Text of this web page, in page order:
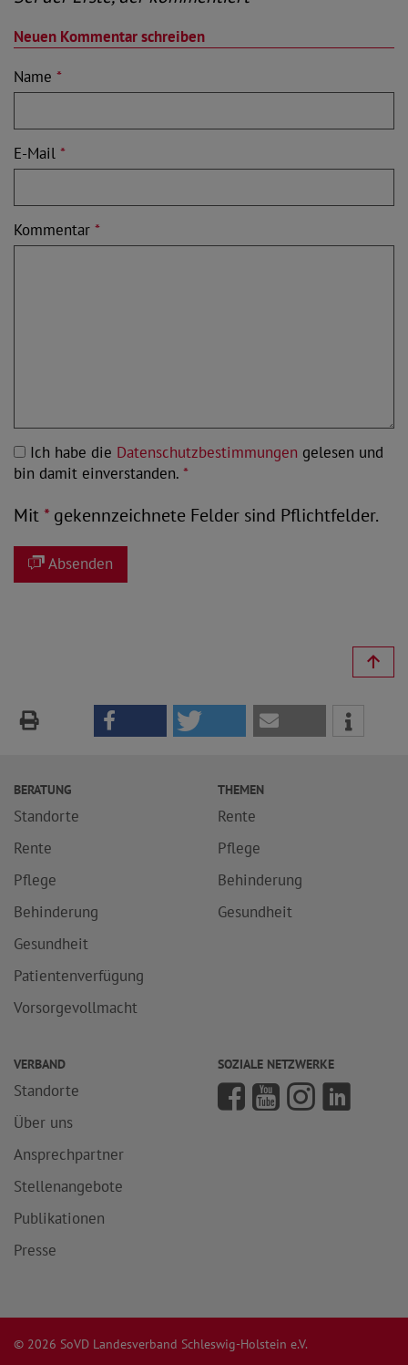
Neuen Kommentar schreiben
Name *
E-Mail *
Kommentar *
Ich habe die Datenschutzbestimmungen gelesen und
bin damit einverstanden. *
Mit*gekennzeichnete Felder sind Pflichtfelder.
Absenden
BERATUNG
Standorte
Rente
Pflege
Behinderung
Gesundheit
Patientenverfügung
Vorsorgevollmacht
THEMEN
Rente
Pflege
Behinderung
Gesundheit
VERBAND
Standorte
Über uns
Ansprechpartner
Stellenangebote
Publikationen
Presse
SOZIALE NETZWERKE
© 2026 SoVD Landesverband Schleswig-Holstein e.V.